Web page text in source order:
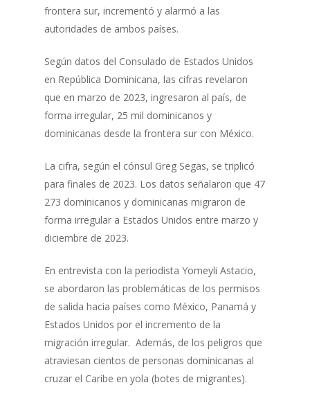
frontera sur, incrementó y alarmó a las
autoridades de ambos países.
Según datos del Consulado de Estados Unidos
en República Dominicana, las cifras revelaron
que en marzo de 2023, ingresaron al país, de
forma irregular, 25 mil dominicanos y
dominicanas desde la frontera sur con México.
La cifra, según el cónsul Greg Segas, se triplicó
para finales de 2023. Los datos señalaron que 47
273 dominicanos y dominicanas migraron de
forma irregular a Estados Unidos entre marzo y
diciembre de 2023.
En entrevista con la periodista Yomeyli Astacio,
se abordaron las problemáticas de los permisos
de salida hacia países como México, Panamá y
Estados Unidos por el incremento de la
migración irregular. Además, de los peligros que
atraviesan cientos de personas dominicanas al
cruzar el Caribe en yola (botes de migrantes).